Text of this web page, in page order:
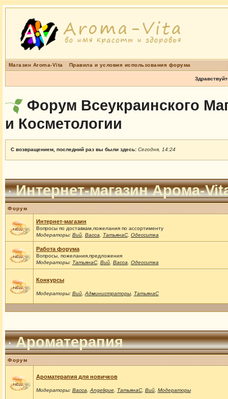
Магазин Aroma-Vita Правила и условия использования форума
Форум Всеукраинского
и Косметологии
С возвращением, последний раз вы были здесь: Сегодня, 14:24
Интернет-магазин Арома-
Форум
Интернет-магазин
Вопросы по доставкам,пожелания по ассортименту
Модераторы: Вий, Васса ТатьянаС, Одесситка
Работа форума
Вопросы, пожелания,предложения
Модераторы: ТатьянаС, Вий, Васса Одесситка
Конкурсы
Модераторы: Вий, Администраторы, ТатьянаС
Ароматерапия
Форум
Ароматерапия для новичков
Модераторы: Васса Angelique, ТатьянаС, Вий, Модераторы